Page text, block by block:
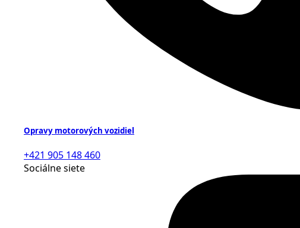
Opravy motorových vozidiel
+421 905 148 460
Sociálne siete